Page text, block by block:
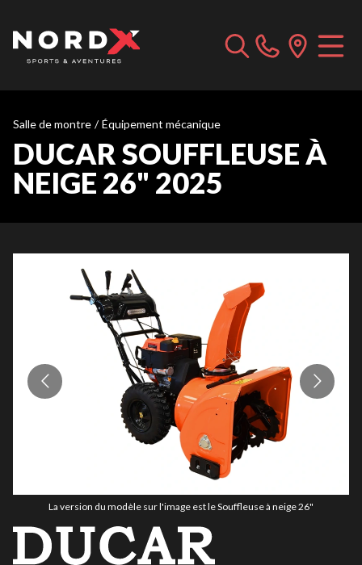
Salle de montre / Équipement mécanique
DUCAR SOUFFLEUSE À
NEIGE 26" 2025
La version du modèle sur l'image est le Souffleuse à neige 26"